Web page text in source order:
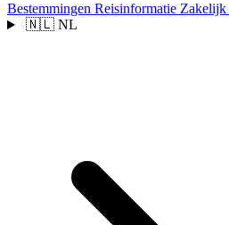
Bestemmingen Reisinformatie Zakelijk
🇳🇱 NL